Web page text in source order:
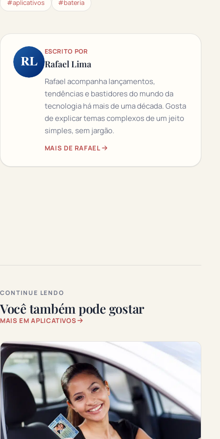
#aplicativos #bateria
RL
ESCRITO POR
Rafael Lima
Rafael acompanha lançamentos,
tendências e bastidores do mundo da
tecnologia há mais de uma década. Gosta
de explicar temas complexos de um jeito
simples, sem jargão.
MAIS DE RAFAEL
CONTINUE LENDO
Você também pode gostar
MAIS EM APLICATIVOS